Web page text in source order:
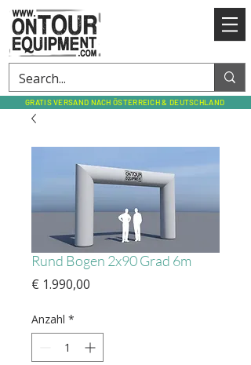
GRATIS VERSAND NACH ÖSTERREICH & DEUTSCHLAND
Rund Bogen 2x90 Grad 6m
€ 1.990,00
Anzahl *